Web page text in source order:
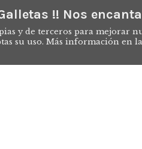
Galletas !! Nos
y de terceros para mejorar
su uso. Más información en la